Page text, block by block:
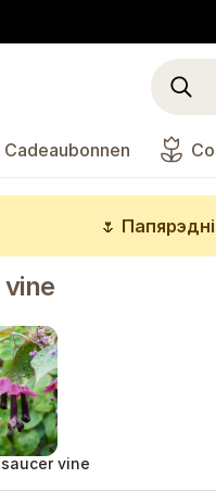
Cadeaubonnen
🌷
vine